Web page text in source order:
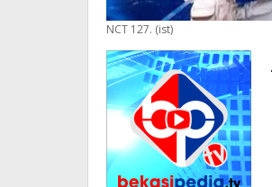
NCT 127. (ist)